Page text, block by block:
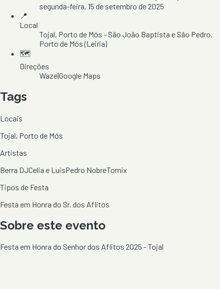
segunda-feira, 15 de setembro de 2025
📍
Local
Tojal, Porto de Mós - São João Baptista e São Pedro,
Porto de Mós(Leiria)
🗺️
Direções
Waze|Google Maps
Tags
Locais
Tojal, Porto de Mós
Artistas
Berra DJCelia e LuisPedro NobreTomix
Tipos de Festa
Festa em Honra do Sr. dos Aflitos
Sobre este evento
Festa em Honra do Senhor dos Aflitos 2025 - Tojal